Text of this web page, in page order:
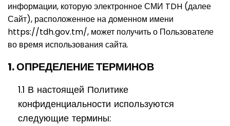
информации, которую электронное СМИ TDH (далее
Сайт), расположенное на доменном имени
https://tdh.gov.tm/, может получить о Пользователе
во время использования сайта.
1. ОПРЕДЕЛЕНИЕ ТЕРМИНОВ
1.1 В настоящей Политике
конфиденциальности используются
следующие термины: